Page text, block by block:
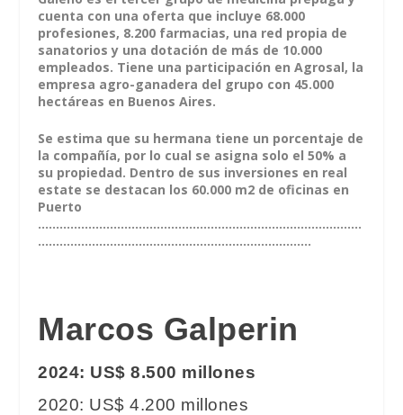
cuenta con una oferta que incluye 68.000
profesiones, 8.200 farmacias, una red propia de
sanatorios y una dotación de más de 10.000
empleados. Tiene una participación en Agrosal, la
empresa agro-ganadera del grupo con 45.000
hectáreas en Buenos Aires.
Se estima que su hermana tiene un porcentaje de
la compañía, por lo cual se asigna solo el 50% a
su propiedad. Dentro de sus inversiones en real
estate se destacan los 60.000 m2 de oficinas en
Puerto
..........................................................................................
............................................................................
Marcos Galperin
2024: US$ 8.500 millones
2020: US$ 4.200 millones